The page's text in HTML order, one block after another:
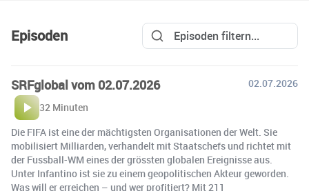
Episoden
SRFglobal vom 02.07.2026
02.07.2026
32 Minuten
Die FIFA ist eine der mächtigsten Organisationen der Welt. Sie
mobilisiert Milliarden, verhandelt mit Staatschefs und richtet mit
der Fussball-WM eines der grössten globalen Ereignisse aus.
Unter Infantino ist sie zu einem geopolitischen Akteur geworden.
Was will er erreichen – und wer profitiert? Mit 211